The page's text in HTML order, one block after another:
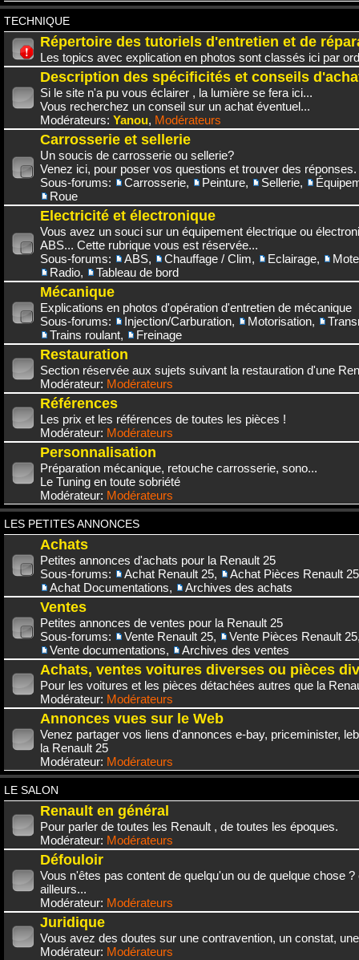
TECHNIQUE
Répertoire des tutoriels d'entretien et de
Les topics avec explication en photos sont classés ici par
Description des spécificités et conseils
Si le site n'a pu vous éclairer , la lumière se fera ici...
Vous recherchez un conseil sur un achat éventuel...
Modérateurs: Yanou, Modérateurs
Carrosserie et sellerie
Un soucis de carrosserie ou sellerie?
Venez ici, pour poser vos questions et trouver des réponses.
Sous-forums:
Carrosserie, Peinture, Sellerie,
Roue
Electricité et électronique
Vous avez un souci sur un équipement électrique ou
ABS... Cette rubrique vous est réservée...
Sous-forums:
ABS, Chauffage / Clim, Eclairage,
Radio, Tableau de bord
Mécanique
Explications en photos d'opération d'entretien de mécanique
Sous-forums:
Injection/Carburation, Motorisation,
Trains roulant, Freinage
Restauration
Section réservée aux sujets suivant la restauration d'une
Modérateur: Modérateurs
Références
Les prix et les références de toutes les pièces !
Modérateur: Modérateurs
Personnalisation
Préparation mécanique, retouche carrosserie, sono...
Le Tuning en toute sobriété
Modérateur: Modérateurs
LES PETITES ANNONCES
Achats
Petites annonces d'achats pour la Renault 25
Sous-forums:
Achat Renault 25,
Achat Pièces Renault 25
Achat Documentations, Archives des achats
Ventes
Petites annonces de ventes pour la Renault 25
Sous-forums:
Vente Renault 25, Vente Pièces Renault 25
Vente documentations, Archives des ventes
Achats, ventes voitures diverses ou pièces
Pour les voitures et les pièces détachées autres que la
Modérateur: Modérateurs
Annonces vues sur le Web
Venez partager vos liens d'annonces e-bay, priceminister,
la Renault 25
Modérateur: Modérateurs
LE SALON
Renault en général
Pour parler de toutes les Renault , de toutes les époques.
Modérateur: Modérateurs
Défouloir
Vous n'êtes pas content de quelqu'un ou de quelque chose
ailleurs...
Modérateur: Modérateurs
Juridique
Vous avez des doutes sur une contravention, un constat,
Modérateur: Modérateurs